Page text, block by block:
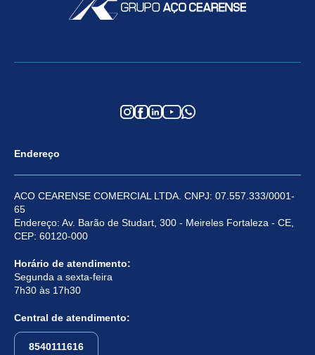
Endereço
ACO CEARENSE COMERCIAL LTDA. CNPJ: 07.557.333/0001-
65
Endereço: Av. Barão de Studart, 300 - Meireles Fortaleza - CE,
CEP: 60120-000
Horário de atendimento:
Segunda a sexta-feira
7h30 às 17h30
Central de atendimento:
8540111616